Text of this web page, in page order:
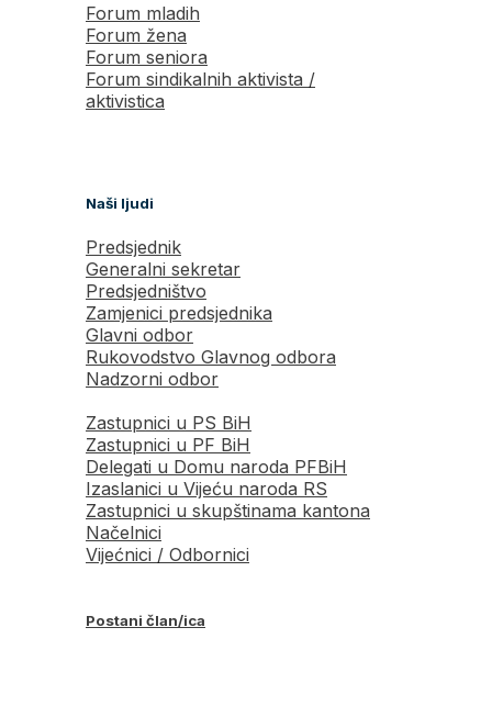
Forum mladih
Forum žena
Forum seniora
Forum sindikalnih aktivista /
aktivistica
Naši ljudi
Predsjednik
Generalni sekretar
Predsjedništvo
Zamjenici predsjednika
Glavni odbor
Rukovodstvo Glavnog odbora
Nadzorni odbor
Zastupnici u PS BiH
Zastupnici u PF BiH
Delegati u Domu naroda PFBiH
Izaslanici u Vijeću naroda RS
Zastupnici u skupštinama kantona
Načelnici
Vijećnici / Odbornici
Postani član/ica